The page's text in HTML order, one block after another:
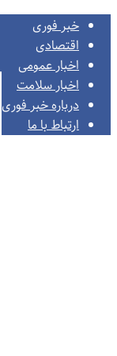
خبر فوری
اقتصادی
اخبار عمومی
اخبار سلامت
درباره خبر فوری
ارتباط با ما